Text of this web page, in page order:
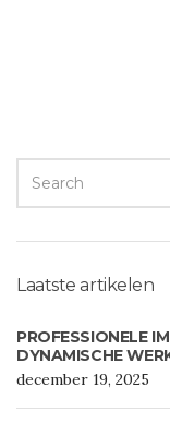
SEARCH
FOR:
Laatste artikelen
PROFESSIONELE
DYNAMISCHE
december 19, 2025